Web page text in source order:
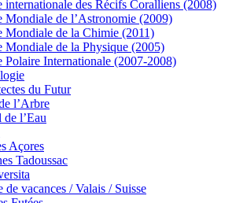
internationale des Récifs Coralliens (2008)
Mondiale de l’Astronomie (2009)
Mondiale de la Chimie (2011)
Mondiale de la Physique (2005)
Polaire Internationale (2007-2008)
du Futur
l’Arbre
l’Eau
Açores
Tadoussac
de vacances / Valais / Suisse